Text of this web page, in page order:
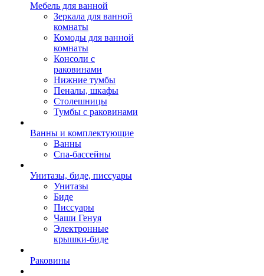
Мебель для ванной
Зеркала для ванной
комнаты
Комоды для ванной
комнаты
Консоли с
раковинами
Нижние тумбы
Пеналы, шкафы
Столешницы
Тумбы с раковинами
Ванны и комплектующие
Ванны
Спа-бассейны
Унитазы, биде, писсуары
Унитазы
Биде
Писсуары
Чаши Генуя
Электронные
крышки-биде
Раковины